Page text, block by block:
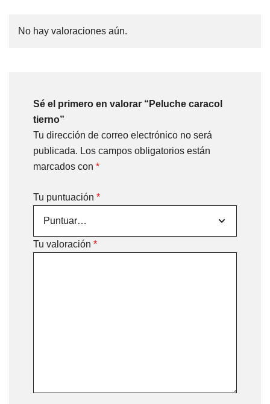
No hay valoraciones aún.
Sé el primero en valorar “Peluche caracol
tierno”
Tu dirección de correo electrónico no será
publicada. Los campos obligatorios están
marcados con *
Tu puntuación *
Tu valoración *